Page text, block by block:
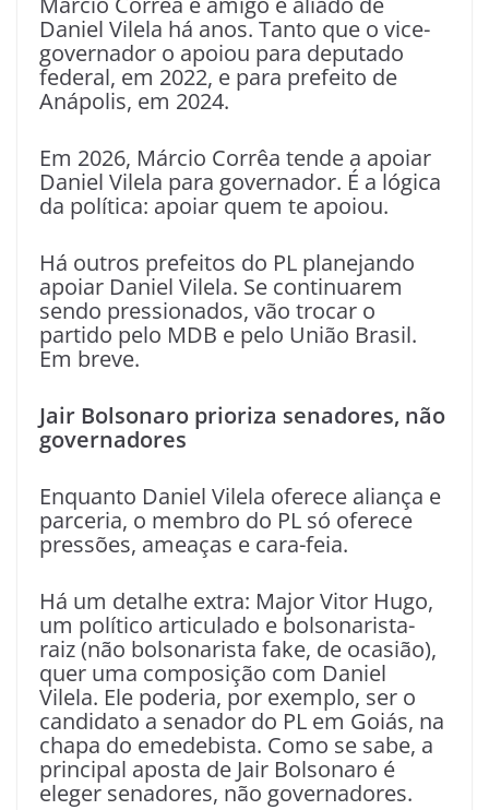
Daniel Vilela há anos. Tanto que o vice-
governador o apoiou para deputado
federal, em 2022, e para prefeito de
Anápolis, em 2024.
Em 2026, Márcio Corrêa tende a apoiar
Daniel Vilela para governador. É a lógica
da política: apoiar quem te apoiou.
Há outros prefeitos do PL planejando
apoiar Daniel Vilela. Se continuarem
sendo pressionados, vão trocar o
partido pelo MDB e pelo União Brasil.
Em breve.
Jair Bolsonaro prioriza senadores, não
governadores
Enquanto Daniel Vilela oferece aliança e
parceria, o membro do PL só oferece
pressões, ameaças e cara-feia.
Há um detalhe extra: Major Vitor Hugo,
um político articulado e bolsonarista-
raiz (não bolsonarista fake, de ocasião),
quer uma composição com Daniel
Vilela. Ele poderia, por exemplo, ser o
candidato a senador do PL em Goiás, na
chapa do emedebista. Como se sabe, a
principal aposta de Jair Bolsonaro é
eleger senadores, não governadores.